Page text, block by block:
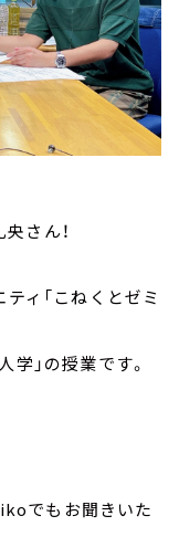
さん！
ィ「こねくとゼミ
学」の授業です。
でもお聞きいた